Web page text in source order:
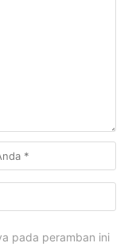
pada peramban ini